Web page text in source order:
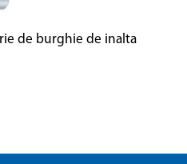
de burghie de inalta